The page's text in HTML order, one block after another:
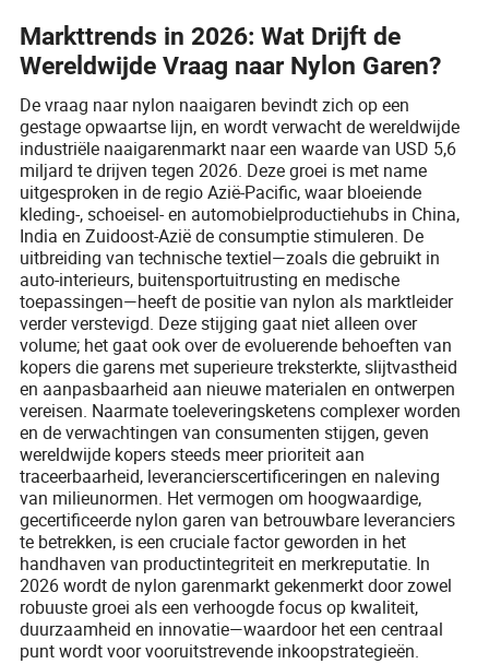
Markttrends in 2026: Wat Drijft de
Wereldwijde Vraag naar Nylon Garen?
De vraag naar nylon naaigaren bevindt zich op een
gestage opwaartse lijn, en wordt verwacht de wereldwijde
industriële naaigarenmarkt naar een waarde van USD 5,6
miljard te drijven tegen 2026. Deze groei is met name
uitgesproken in de regio Azië-Pacific, waar bloeiende
kleding-, schoeisel- en automobielproductiehubs in China,
India en Zuidoost-Azië de consumptie stimuleren. De
uitbreiding van technische textiel—zoals die gebruikt in
auto-interieurs, buitensportuitrusting en medische
toepassingen—heeft de positie van nylon als marktleider
verder verstevigd. Deze stijging gaat niet alleen over
volume; het gaat ook over de evoluerende behoeften van
kopers die garens met superieure treksterkte, slijtvastheid
en aanpasbaarheid aan nieuwe materialen en ontwerpen
vereisen. Naarmate toeleveringsketens complexer worden
en de verwachtingen van consumenten stijgen, geven
wereldwijde kopers steeds meer prioriteit aan
traceerbaarheid, leverancierscertificeringen en naleving
van milieunormen. Het vermogen om hoogwaardige,
gecertificeerde nylon garen van betrouwbare leveranciers
te betrekken, is een cruciale factor geworden in het
handhaven van productintegriteit en merkreputatie. In
2026 wordt de nylon garenmarkt gekenmerkt door zowel
robuuste groei als een verhoogde focus op kwaliteit,
duurzaamheid en innovatie—waardoor het een centraal
punt wordt voor vooruitstrevende inkoopstrategieën.